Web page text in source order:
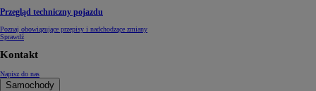
Przegląd techniczny pojazdu
Poznaj obowiązujące przepisy i nadchodzące zmiany
Sprawdź
Kontakt
Napisz do nas
Samochody